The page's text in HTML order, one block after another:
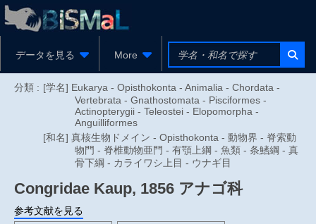
データを見る More
分類 : [学名] Eukarya - Opisthokonta - Animalia - Chordata -
Vertebrata - Gnathostomata - Pisciformes -
Actinopterygii - Teleostei - Elopomorpha -
Anguilliformes
[和名] 真核生物ドメイン - Opisthokonta - 動物界 - 脊索動
物門 - 脊椎動物亜門 - 有顎上綱 - 魚類 - 条鰭綱 - 真
骨下綱 - カライワシ上目 - ウナギ目
Congridae Kaup, 1856 アナゴ科
参考文献を見る